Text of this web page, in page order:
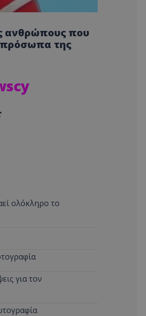
ανθρώπους που
πρόσωπα της
ολόκληρο το
για τον